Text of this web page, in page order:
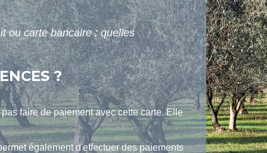
ou carte bancaire : quelles
?
faire de paiement avec cette carte. Elle
également d'effectuer des paiements